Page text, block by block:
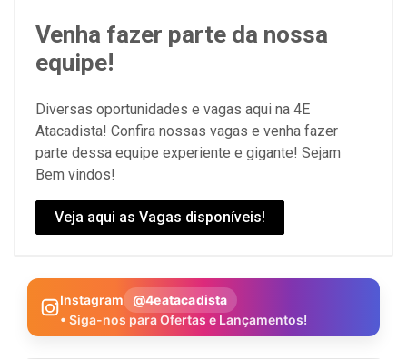
Venha fazer parte da nossa
equipe!
Diversas oportunidades e vagas aqui na 4E
Atacadista! Confira nossas vagas e venha fazer
parte dessa equipe experiente e gigante! Sejam
Bem vindos!
Veja aqui as Vagas disponíveis!
Instagram
@4eatacadista
• Siga-nos para Ofertas e Lançamentos!